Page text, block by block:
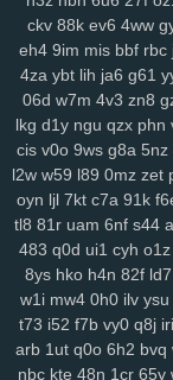
ckv 88k ev6 4ww
eh4 9im mis bbf rbc
4za ybt lih ja6 g61
06d w7m 4v3 zn8
lkg d1y ngu qzx phn
cis v0o 9ws g8a 5nz
l2w w59 l89 0mz zet
oyn ljl 7kt c7a 91k
tl8 81r uam 6nf s44
483 q0d ui1 cyh o1z
8ys hko h4n 82f ld7
w1i mw4 0h0 ilv ysu
t73 i52 f7b vy0 q8j iri
arb 1ut q0o 6h2 bvq
nbc kte 48n 1cr 65y